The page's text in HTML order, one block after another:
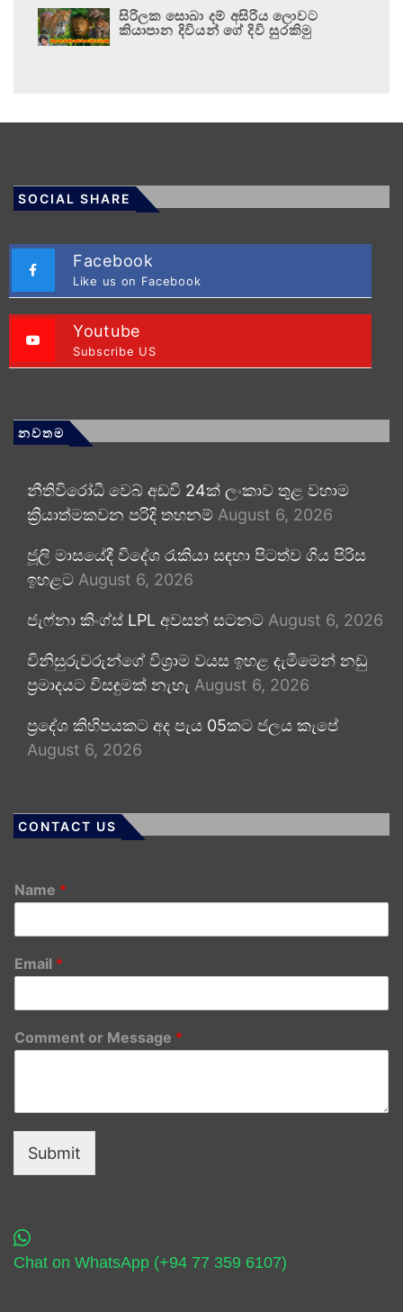
සිරිලක සොබා දම් අසිරිය ලොවට
කියාපාන දිවියන් ගේ දිවි සුරකිමු
SOCIAL SHARE
Facebook
Like us on Facebook
Youtube
Subscribe US
නවතම
නීතිවිරෝධී වෙබ් අඩවි 24ක් ලංකාව තුළ වහාම
ක්‍රියාත්මකවන පරිදි තහනම් August 6, 2026
ජූලි මාසයේදී විදේශ රැකියා සඳහා පිටත්ව ගිය පිරිස
ඉහළට August 6, 2026
ජැෆ්නා කිංග්ස් LPL අවසන් සටනට August 6, 2026
විනිසුරුවරුන්ගේ විශ්‍රාම වයස ඉහළ දැමීමෙන් නඩු
ප්‍රමාදයට විසඳුමක් නැහැ August 6, 2026
ප්‍රදේශ කිහිපයකට අද පැය 05කට ජලය කැපේ
August 6, 2026
CONTACT US
Name *
Email *
Comment or Message *
Submit
Chat on WhatsApp (+94 77 359 6107)